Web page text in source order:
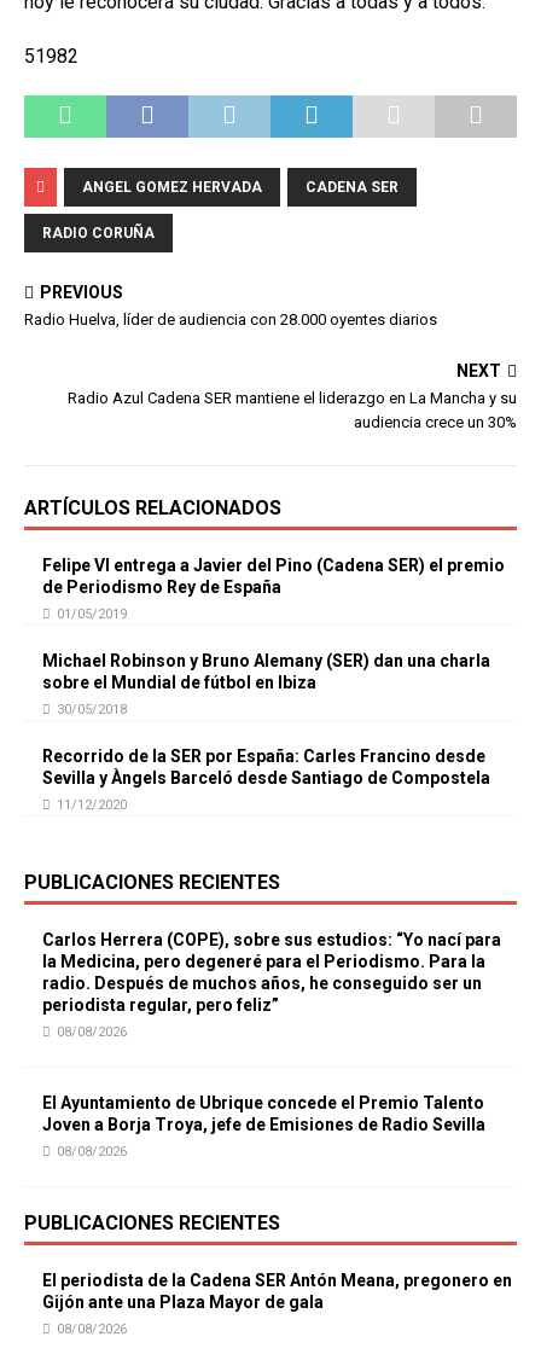
51982
ANGEL GOMEZ HERVADA CADENA SER
RADIO CORUÑA
PREVIOUS
Radio Huelva, líder de audiencia con 28.000 oyentes diarios
NEXT
Radio Azul Cadena SER mantiene el liderazgo en La Mancha y su
audiencia crece un 30%
ARTÍCULOS RELACIONADOS
Felipe VI entrega a Javier del Pino (Cadena SER) el premio
de Periodismo Rey de España
01/05/2019
Michael Robinson y Bruno Alemany (SER) dan una charla
sobre el Mundial de fútbol en Ibiza
30/05/2018
Recorrido de la SER por España: Carles Francino desde
Sevilla y Àngels Barceló desde Santiago de Compostela
11/12/2020
PUBLICACIONES RECIENTES
Carlos Herrera (COPE), sobre sus estudios: “Yo nací para
la Medicina, pero degeneré para el Periodismo. Para la
radio. Después de muchos años, he conseguido ser un
periodista regular, pero feliz”
08/08/2026
El Ayuntamiento de Ubrique concede el Premio Talento
Joven a Borja Troya, jefe de Emisiones de Radio Sevilla
08/08/2026
PUBLICACIONES RECIENTES
El periodista de la Cadena SER Antón Meana, pregonero en
Gijón ante una Plaza Mayor de gala
08/08/2026